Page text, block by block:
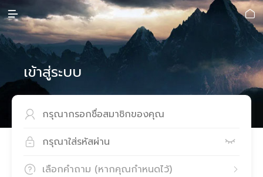
 
เข้าสู่ระบบ

 
 
เลือกคำถาม (หากคุณกำหนดไว้)